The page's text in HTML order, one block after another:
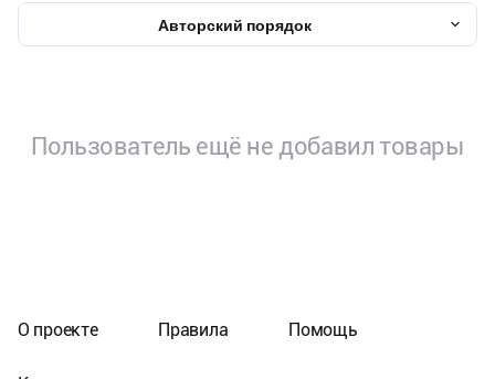
Авторский порядок
Пользователь ещё не добавил товары
О проекте Правила Помощь